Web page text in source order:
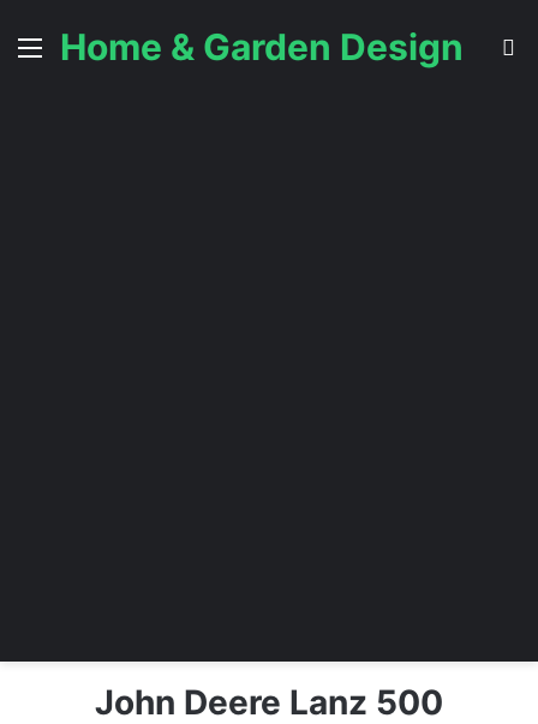
Menü
Home & Garden Design
John Deere Lanz 500